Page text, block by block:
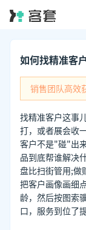
如何找精准客
销售团队高效
找精准客户这事
打，或者展会收
客户不是"碰"出
品到底帮谁解决
盘比扫街管用;做
把客户画像画细
龄，然后按图索
口，服务到位了